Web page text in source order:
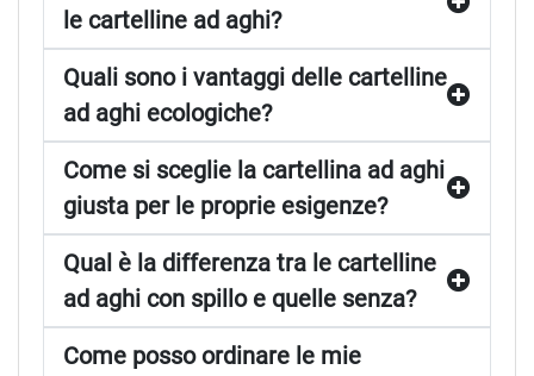
le cartelline ad aghi?
Quali sono i vantaggi delle cartelline
ad aghi ecologiche?
Come si sceglie la cartellina ad aghi
giusta per le proprie esigenze?
Qual è la differenza tra le cartelline
ad aghi con spillo e quelle senza?
Come posso ordinare le mie